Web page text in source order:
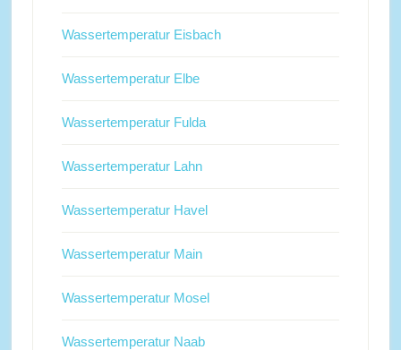
Wassertemperatur Eisbach
Wassertemperatur Elbe
Wassertemperatur Fulda
Wassertemperatur Lahn
Wassertemperatur Havel
Wassertemperatur Main
Wassertemperatur Mosel
Wassertemperatur Naab